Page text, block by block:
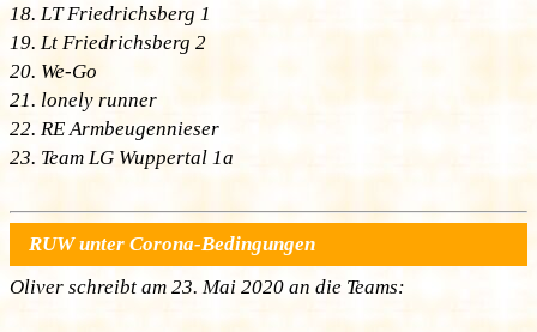
18. LT Friedrichsberg 1
19. Lt Friedrichsberg 2
20. We-Go
21. lonely runner
22. RE Armbeugennieser
23. Team LG Wuppertal 1a
RUW unter Corona-Bedingungen
Oliver schreibt am 23. Mai 2020 an die Teams: